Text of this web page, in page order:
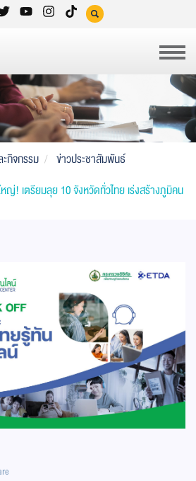
กิจกรรม
ข่าวประชาสัมพันธ์
ญ่! เตรียมลุย 10 จังหวัดทั่วไทย เร่งสร้างภูมิคน